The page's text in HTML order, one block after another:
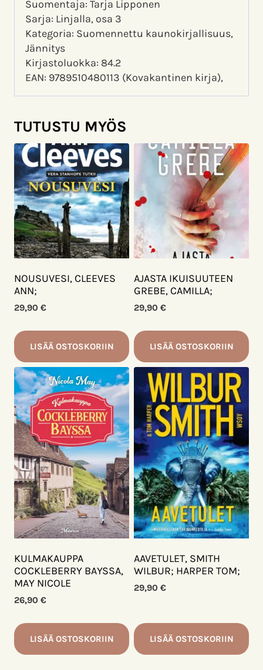
Suomentaja: Tarja Lipponen
Sarja: Linjalla, osa 3
Kategoria: Suomennettu kaunokirjallisuus,
Jännitys
Kirjastoluokka: 84.2
EAN: 9789510480113 (Kovakantinen kirja),
TUTUSTU MYÖS
NOUSUVESI, CLEEVES
ANN;
29,90 €
LISÄÄ OSTOSKORIIN
AJASTA IKUISUUTEEN
GREBE, CAMILLA;
29,90 €
LISÄÄ OSTOSKORIIN
KULMAKAUPPA
COCKLEBERRY BAYSSA,
MAY NICOLE
26,90 €
LISÄÄ OSTOSKORIIN
AAVETULET, SMITH
WILBUR; HARPER TOM;
29,90 €
LISÄÄ OSTOSKORIIN